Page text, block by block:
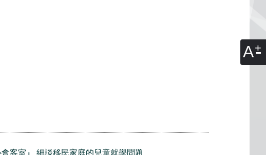
A
會客室』 細談移民家庭的兒童就學問題